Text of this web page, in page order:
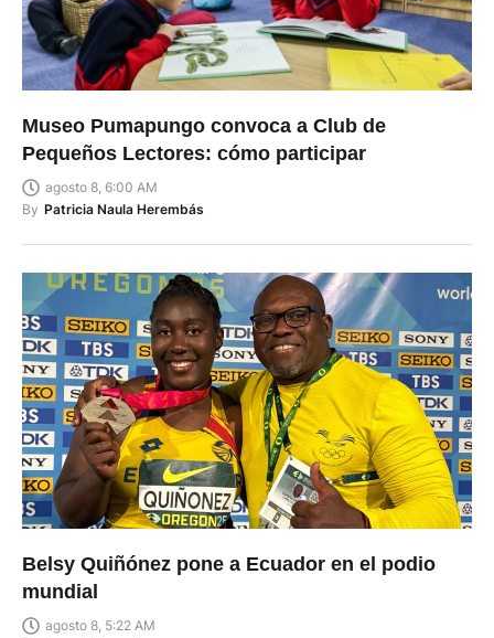
Museo Pumapungo convoca a Club de
Pequeños Lectores: cómo participar
agosto 8, 6:00 AM
By Patricia Naula Herembás
Belsy Quiñónez pone a Ecuador en el podio
mundial
agosto 8, 5:22 AM